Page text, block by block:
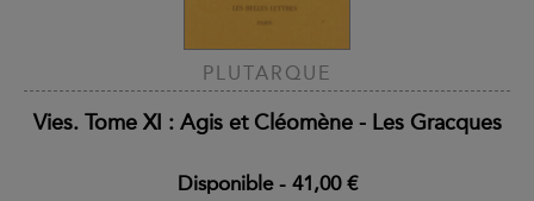
PLUTARQUE
Vies. Tome XI : Agis et Cléomène - Les Gracques
Disponible- 41,00 €